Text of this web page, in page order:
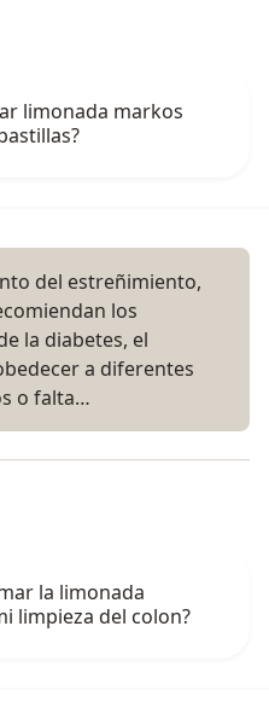
limonada markos
del estreñimiento,
los
la diabetes, el
a diferentes
o falta…
la limonada
limpieza del colon?